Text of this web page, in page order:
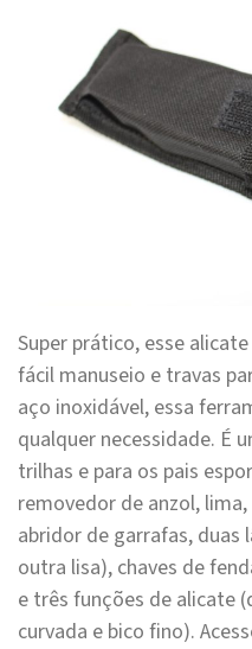
Super prático, esse
fácil manuseio e travas
aço inoxidável, essa
qualquer necessidade. É
trilhas e para os pais
removedor de anzol,
abridor de garrafas, duas
outra lisa), chaves de
e três funções de alicate
curvada e bico fino).